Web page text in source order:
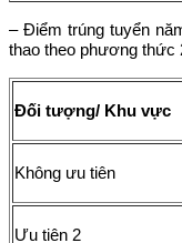
– Điểm trúng tuyển
thao theo phương thức
Đối tượng/ Khu vực
Không ưu tiên
Ưu tiên 2